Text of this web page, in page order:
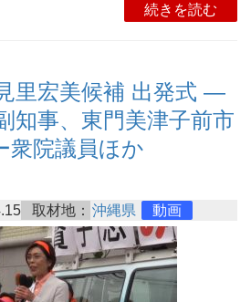
続きを読む
里宏美候補 出発式 ―
知事、東門美津子前市
衆院議員ほか
取材地： 沖縄県 動画